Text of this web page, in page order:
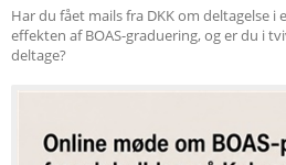
Har du fået mails fra DKK om deltagelse i
effekten af BOAS-graduering, og er du i
deltage?